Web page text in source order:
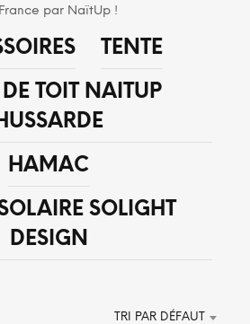
par NaïtUp !
TENTE
DE TOIT NAITUP
HAMAC
SOLIGHT
DESIGN
TRI PAR DÉFAUT